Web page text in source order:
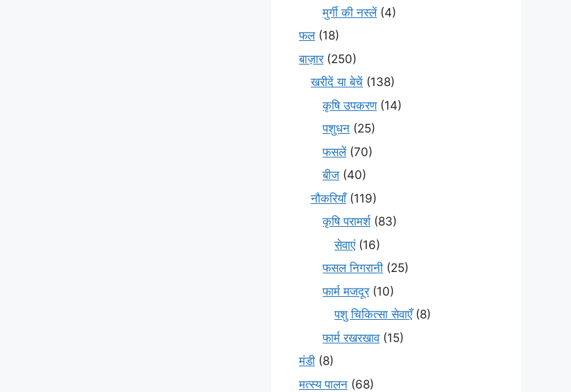
मुर्गी की नस्लें(4)
फल(18)
बाज़ार(250)
खरीदें या बेचें (138)
कृषि उपकरण(14)
पशुधन (25)
फसलें(70)
बीज (40)
नौकरियाँ(119)
कृषि परामर्श(83)
सेवाएं(16)
फसल निगरानी (25)
फार्म मजदूर(10)
पशु चिकित्सा सेवाएँ(8)
फार्म रखरखाव(15)
मंडी (8)
मत्स्य पालन (68)